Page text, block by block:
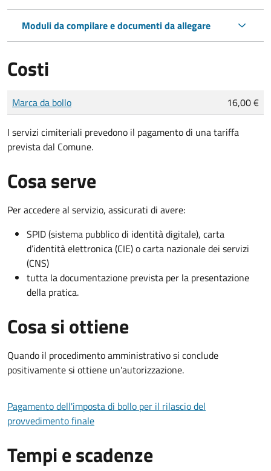
Moduli da compilare e documenti da allegare
Costi
Tipo di pagamento
Importo
Marca da bollo 16,00 €
I servizi cimiteriali prevedono il pagamento di una tariffa
prevista dal Comune.
Cosa serve
Per accedere al servizio, assicurati di avere:
SPID (sistema pubblico di identità digitale), carta
d’identità elettronica (CIE) o carta nazionale dei servizi
(CNS)
tutta la documentazione prevista per la presentazione
della pratica.
Cosa si ottiene
Quando il procedimento amministrativo si conclude
positivamente si ottiene un'autorizzazione.
Pagamento dell'imposta di bollo per il rilascio del
provvedimento finale
Tempi e scadenze